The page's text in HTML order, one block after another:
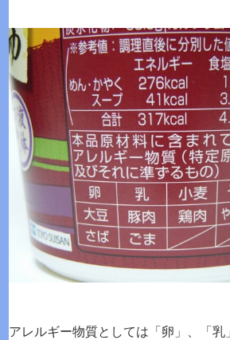
アレルギー物質としては「卵」、「乳